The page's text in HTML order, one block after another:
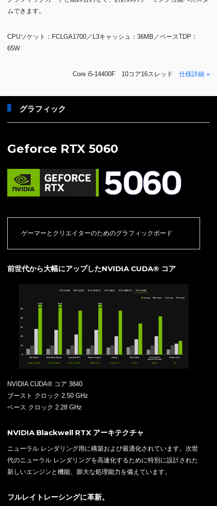
ムできます。
CPUソケット：FCLGA1700／L3キャッシュ：36MB／ベースTDP：
65W
Core i5-14400F 10コア16スレッド 仕様詳細 »
グラフィック
Geforce RTX 5060
ゲーマーとクリエイターのためのグラフィックボード
前世代から大幅にアップしたNVIDIA CUDA® コア
NVIDIA CUDA® コア 3840
ブースト クロック 2.50 GHz
ベース クロック 2.28 GHz
NVIDIA Blackwell RTX アーキテクチャ
ニューラル レンダリング用に構築および最適化されています。次世
代のニューラル レンダリングを高速化するために特別に設計された
新しいエンジンと機能、膨大な処理能力を備えています。
フルレイトレーシングに革新。